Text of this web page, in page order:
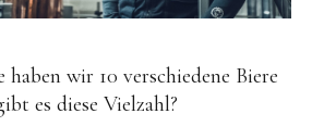
wir 10 verschiedene Biere
es diese Vielzahl?